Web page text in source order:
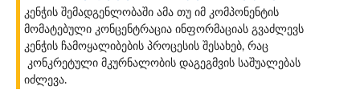
კენჭის შემადგენლობაში ამა თუ იმ კომპონენტის
მომატებული კონცენტრაცია ინფორმაციას გვაძლევს
კენჭის ჩამოყალიბების პროცესის შესახებ, რაც
კონკრეტული მკურნალობის დაგეგმვის საშუალებას
იძლევა.